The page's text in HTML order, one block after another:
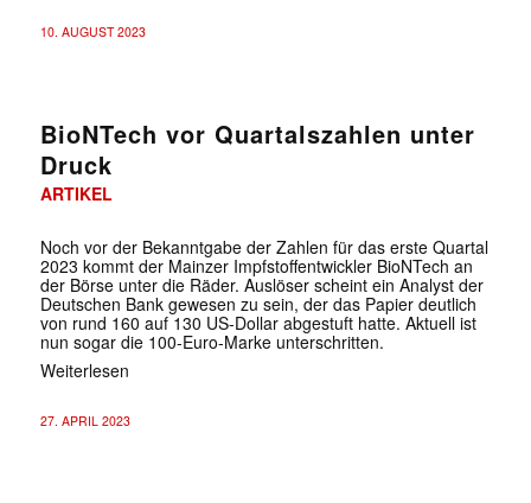
10. AUGUST 2023
BioNTech vor Quartalszahlen unter
Druck
ARTIKEL
Noch vor der Bekanntgabe der Zahlen für das erste Quartal
2023 kommt der Mainzer Impfstoffentwickler BioNTech an
der Börse unter die Räder. Auslöser scheint ein Analyst der
Deutschen Bank gewesen zu sein, der das Papier deutlich
von rund 160 auf 130 US-Dollar abgestuft hatte. Aktuell ist
nun sogar die 100-Euro-Marke unterschritten.
Weiterlesen
27. APRIL 2023